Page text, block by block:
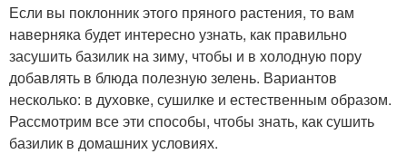
Если вы поклонник этого пряного растения, то вам
наверняка будет интересно узнать, как правильно
засушить базилик на зиму, чтобы и в холодную пору
добавлять в блюда полезную зелень. Вариантов
несколько: в духовке, сушилке и естественным образом.
Рассмотрим все эти способы, чтобы знать, как сушить
базилик в домашних условиях.